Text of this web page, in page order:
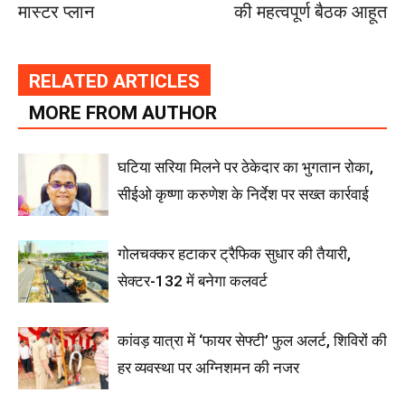
मास्टर प्लान
की महत्वपूर्ण बैठक आहूत
RELATED ARTICLES
MORE FROM AUTHOR
घटिया सरिया मिलने पर ठेकेदार का भुगतान रोका,
सीईओ कृष्णा करुणेश के निर्देश पर सख्त कार्रवाई
गोलचक्कर हटाकर ट्रैफिक सुधार की तैयारी,
सेक्टर-132 में बनेगा कलवर्ट
कांवड़ यात्रा में ‘फायर सेफ्टी’ फुल अलर्ट, शिविरों की
हर व्यवस्था पर अग्निशमन की नजर